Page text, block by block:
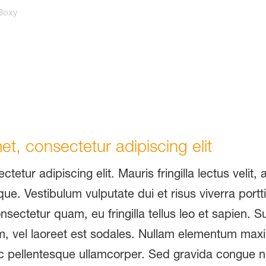
consectetur adipiscing elit
adipiscing elit. Mauris fringilla lectus velit,
Vestibulum vulputate dui et risus viverra
quam, eu fringilla tellus leo et sapien.
vel laoreet est sodales. Nullam elementum
pellentesque ullamcorper. Sed gravida congue